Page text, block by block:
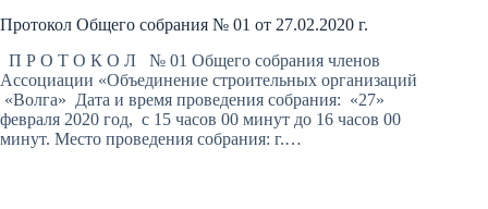
Протокол Общего собрания № 01 от 27.02.2020 г.
П Р О Т О К О Л № 01 Общего собрания членов
Ассоциации «Объединение строительных организаций
«Волга» Дата и время проведения собрания: «27»
февраля 2020 год, с 15 часов 00 минут до 16 часов 00
минут. Место проведения собрания: г.…